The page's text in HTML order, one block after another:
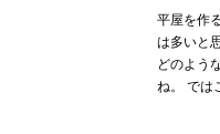
平屋を作
は多いと
どのよう
ね。 では